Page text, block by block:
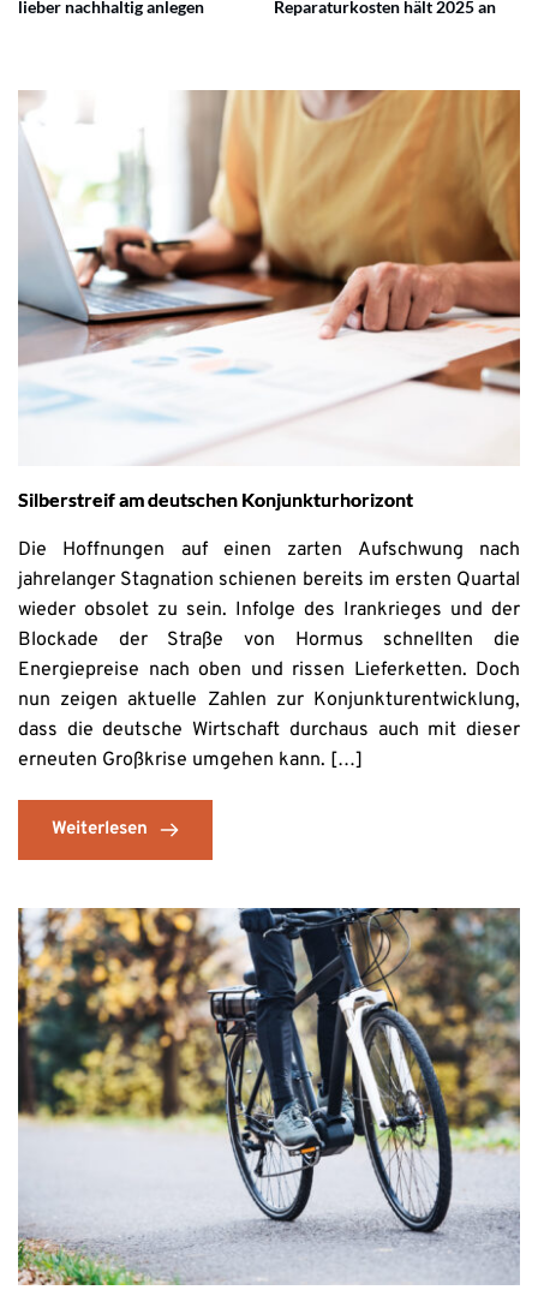
lieber nachhaltig anlegen Reparaturkosten hält 2025 an
Silberstreif am deutschen Konjunkturhorizont
Die Hoffnungen auf einen zarten Aufschwung nach
jahrelanger Stagnation schienen bereits im ersten Quartal
wieder obsolet zu sein. Infolge des Irankrieges und der
Blockade der Straße von Hormus schnellten die
Energiepreise nach oben und rissen Lieferketten. Doch
nun zeigen aktuelle Zahlen zur Konjunkturentwicklung,
dass die deutsche Wirtschaft durchaus auch mit dieser
erneuten Großkrise umgehen kann. […]
Weiterlesen